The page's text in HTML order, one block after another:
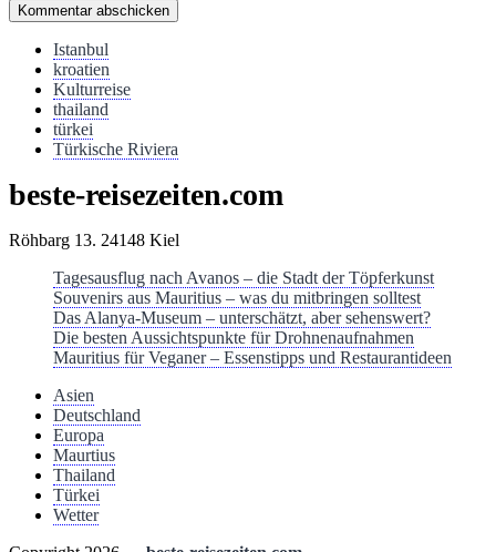
Istanbul
kroatien
Kulturreise
thailand
türkei
Türkische Riviera
beste-reisezeiten.com
Röhbarg 13. 24148 Kiel
Tagesausflug nach Avanos – die Stadt der Töpferkunst
Souvenirs aus Mauritius – was du mitbringen solltest
Das Alanya-Museum – unterschätzt, aber sehenswert?
Die besten Aussichtspunkte für Drohnenaufnahmen
Mauritius für Veganer – Essenstipps und Restaurantideen
Asien
Deutschland
Europa
Maurtius
Thailand
Türkei
Wetter